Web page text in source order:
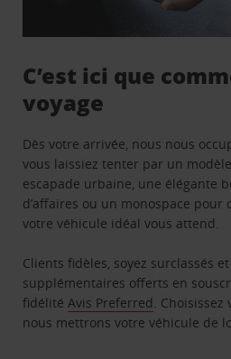
C’est ici que
voyage
Dès votre arrivée, nous nous
vous laissiez tenter par un
escapade urbaine, une élégante
d’affaires ou un monospace pour
votre véhicule idéal vous attend.
Clients fidèles, soyez surclassés
supplémentaires offerts en
fidélitéAvis Preferred.
nous mettrons votre véhicule de